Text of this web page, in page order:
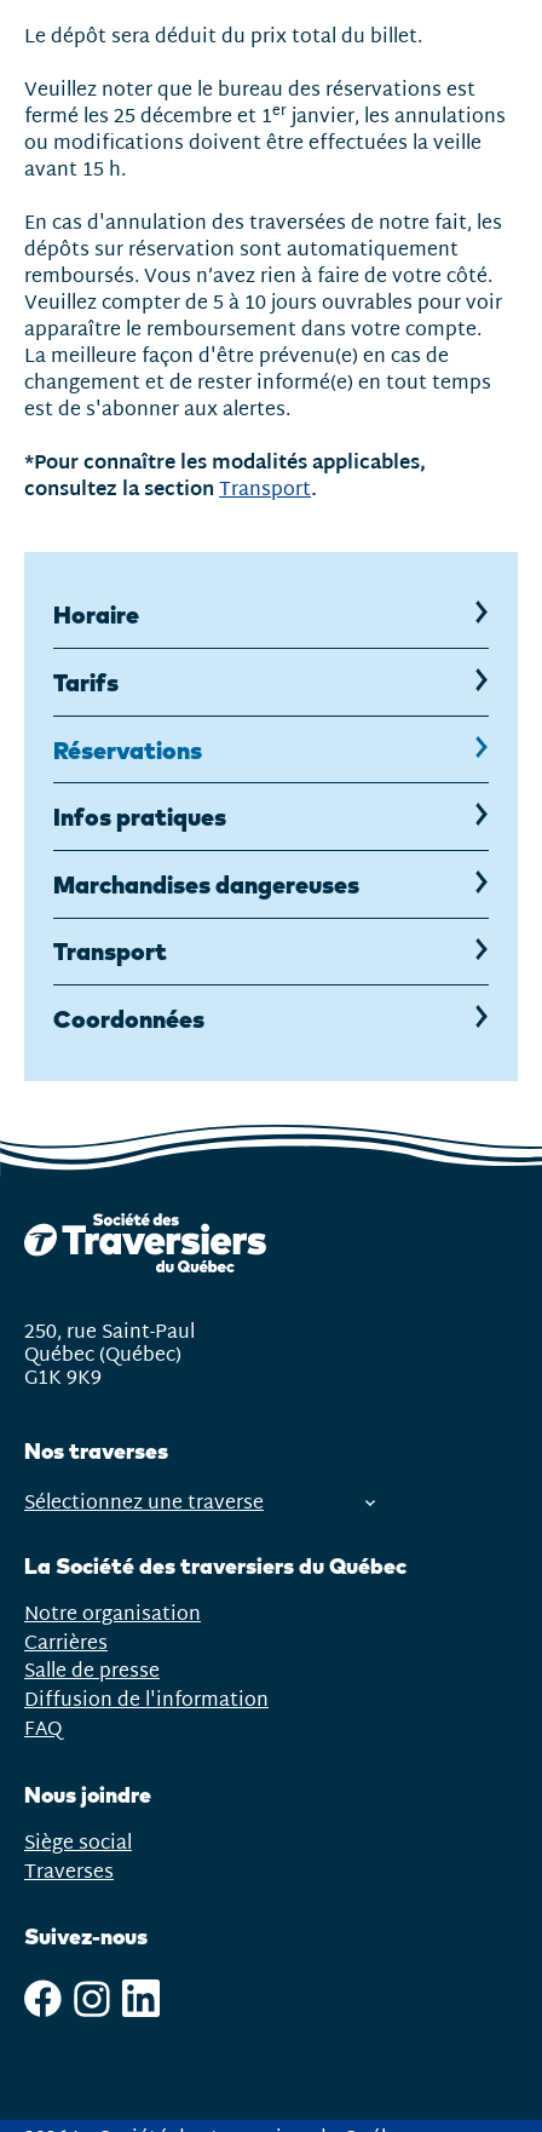
Le dépôt sera déduit du prix total du billet.
Veuillez noter que le bureau des réservations est
fermé les 25 décembre et 1er janvier, les annulations
ou modifications doivent être effectuées la veille
avant 15 h.
En cas d'annulation des traversées de notre fait, les
dépôts sur réservation sont automatiquement
remboursés. Vous n’avez rien à faire de votre côté.
Veuillez compter de 5 à 10 jours ouvrables pour voir
apparaître le remboursement dans votre compte.
La meilleure façon d'être prévenu(e) en cas de
changement et de rester informé(e) en tout temps
est de s'abonner aux alertes.
*Pour connaître les modalités applicables,
consultez la section Transport.
Horaire
Tarifs
Réservations
,
page
courante
Infos pratiques
Marchandises dangereuses
Transport
Coordonnées
250, rue Saint-Paul
Québec (Québec)
G1K 9K9
Nos traverses
Ouvrir
menu
Sélectionnez une traverse
La Société des traversiers du Québec
Notre organisation
Carrières
Salle de presse
Diffusion de l'information
FAQ
Nous joindre
Siège social
Traverses
Suivez-nous